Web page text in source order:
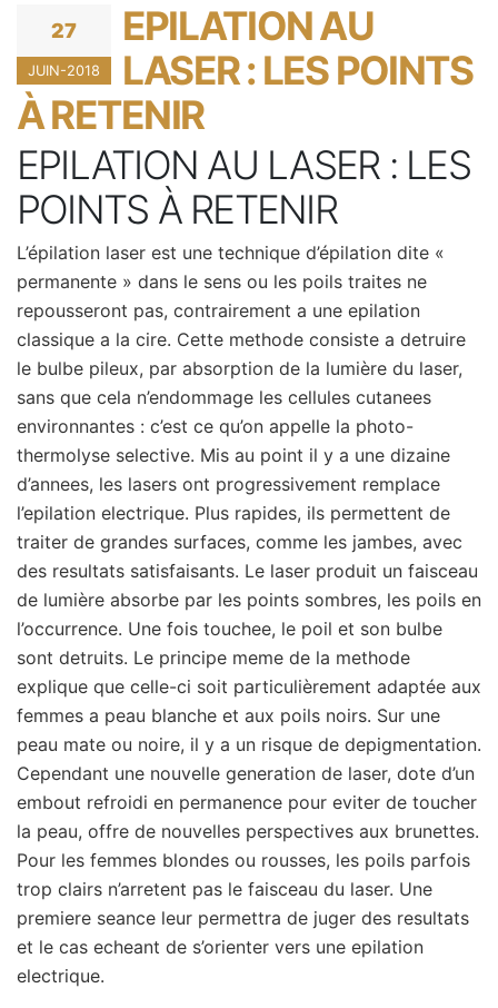
27
JUIN-2018
EPILATION AU
LASER : LES POINTS
À RETENIR
EPILATION AU LASER : LES
POINTS À RETENIR
L’épilation laser est une technique d’épilation dite «
permanente » dans le sens ou les poils traites ne
repousseront pas, contrairement a une epilation
classique a la cire. Cette methode consiste a detruire
le bulbe pileux, par absorption de la lumière du laser,
sans que cela n’endommage les cellules cutanees
environnantes : c’est ce qu’on appelle la photo-
thermolyse selective. Mis au point il y a une dizaine
d’annees, les lasers ont progressivement remplace
l’epilation electrique. Plus rapides, ils permettent de
traiter de grandes surfaces, comme les jambes, avec
des resultats satisfaisants. Le laser produit un faisceau
de lumière absorbe par les points sombres, les poils en
l’occurrence. Une fois touchee, le poil et son bulbe
sont detruits. Le principe meme de la methode
explique que celle-ci soit particulièrement adaptée aux
femmes a peau blanche et aux poils noirs. Sur une
peau mate ou noire, il y a un risque de depigmentation.
Cependant une nouvelle generation de laser, dote d’un
embout refroidi en permanence pour eviter de toucher
la peau, offre de nouvelles perspectives aux brunettes.
Pour les femmes blondes ou rousses, les poils parfois
trop clairs n’arretent pas le faisceau du laser. Une
premiere seance leur permettra de juger des resultats
et le cas echeant de s’orienter vers une epilation
electrique.